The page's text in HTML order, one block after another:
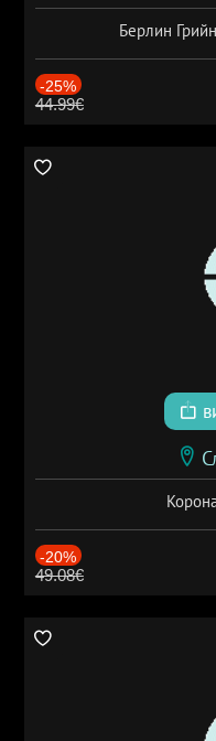
Берлин
-25%
44.99€
-20%
49.08€